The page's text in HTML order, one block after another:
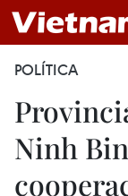
POLÍTICA
Ninh